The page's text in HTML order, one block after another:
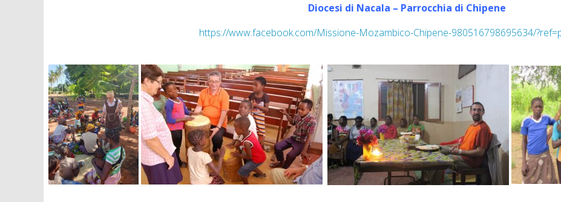
Diocesi di Nacala – Parrocchia di Chipene
https://www.facebook.com/Missione-Mozambico-Chipene-980516798695634/